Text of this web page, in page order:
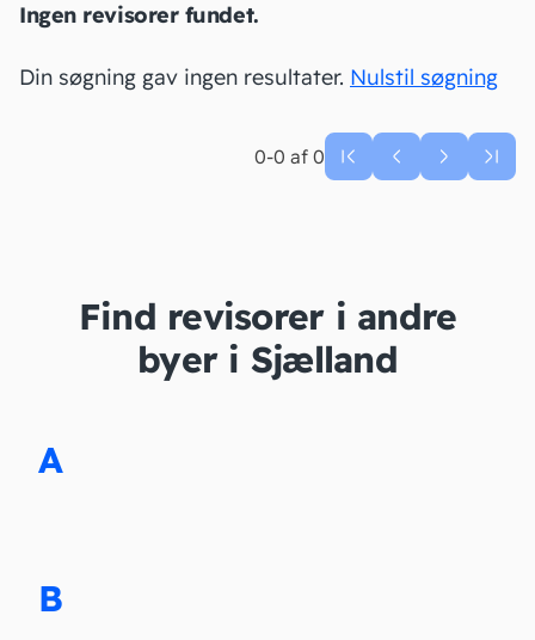
Ingen revisorer fundet.
Din søgning gav ingen resultater. Nulstil søgning
0-0 af 0
Find revisorer i andre
byer i Sjælland
A
B